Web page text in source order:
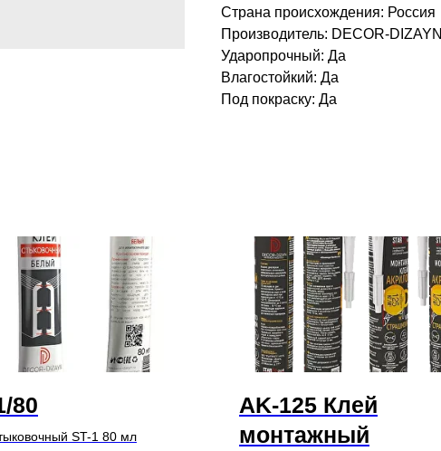
Страна происхождения: Россия
Производитель: DECOR-DIZAYN
Ударопрочный: Да
Влагостойкий: Да
Под покраску: Да
80
ST-1 80 мл
AK-125 Клей
монтажный